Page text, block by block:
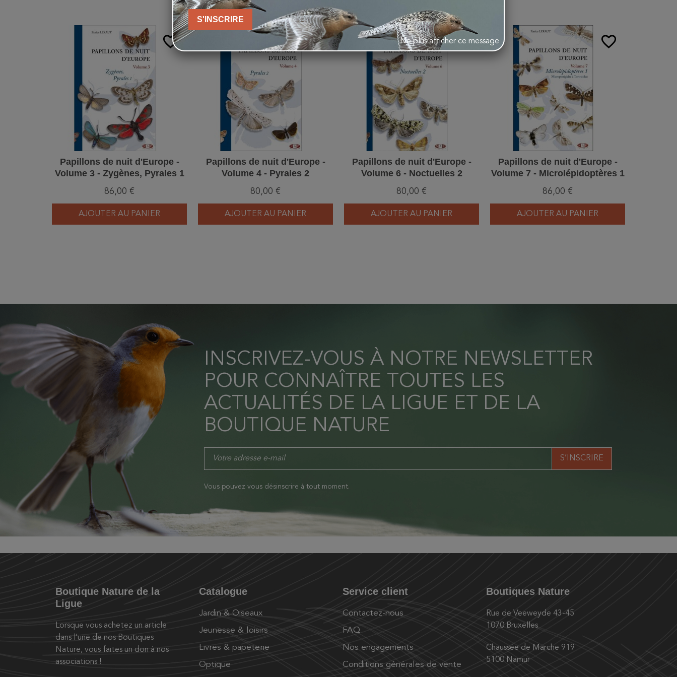
favorite_border
Papillons de nuit d'Europe -
Volume 3 - Zygènes, Pyrales 1
86,00 €
AJOUTER AU PANIER
favorite_border
Papillons de nuit d'Europe -
Volume 4 - Pyrales 2
80,00 €
AJOUTER AU PANIER
favorite_border
Papillons de nuit d'Europe -
Volume 6 - Noctuelles 2
80,00 €
AJOUTER AU PANIER
favorite_border
Papillons de nuit d'Europe -
Volume 7 - Microlépidoptères 1
86,00 €
AJOUTER AU PANIER
INSCRIVEZ-VOUS À NOTRE NEWSLETTER
POUR CONNAÎTRE TOUTES LES
ACTUALITÉS DE LA LIGUE ET DE LA
BOUTIQUE NATURE
Vous pouvez vous désinscrire à tout moment.
Boutique Nature de la
Ligue
Lorsque vous achetez un article
dans l’une de nos Boutiques
Nature, vous faites un don à nos
associations !
Catalogue
Jardin & Oiseaux
Jeunesse & loisirs
Livres & papeterie
Optique
Service client
Contactez-nous
FAQ
Nos engagements
Conditions générales de vente
Boutiques Nature
Rue de Veeweyde 43-45
1070 Bruxelles
Chaussée de Marche 919
5100 Namur
S'INSCRIRE
Ne plus afficher ce message